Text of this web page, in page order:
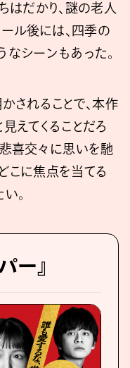
はだかり、謎の老人
ール後には、四季の
シーンもあった。
されることで、本作
えてくることだろ
悲喜交々に思いを馳
こに焦点を当てる
。
ー』